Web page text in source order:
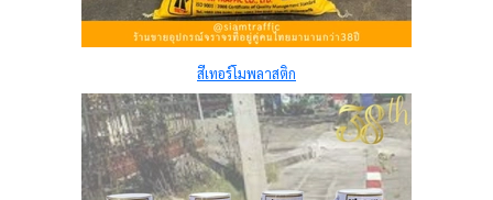
สีเทอร์โมพลาสติก